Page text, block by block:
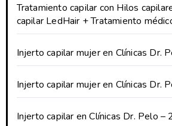
Tratamiento capilar con Hilos
capilar LedHair + Tratamiento
Injerto capilar mujer en Clínicas Dr.
Injerto capilar mujer en Clínicas Dr.
Injerto capilar en Clínicas Dr. Pelo –